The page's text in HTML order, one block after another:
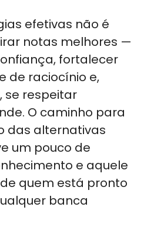
efetivas não é
notas melhores —
fortalecer
de raciocínio e,
se respeitar
O caminho para
das alternativas
um pouco de
e aquele
quem está pronto
banca